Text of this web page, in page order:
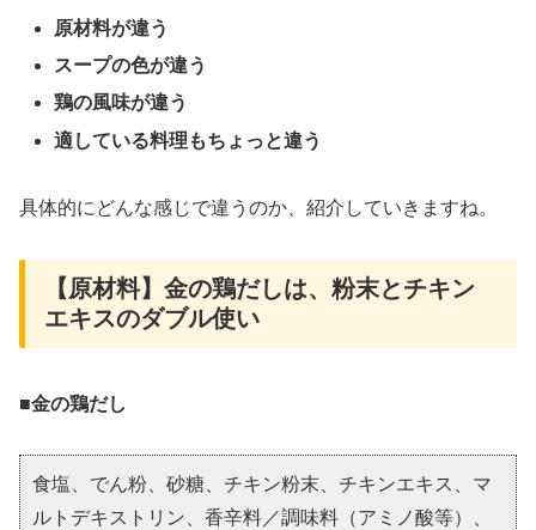
原材料が違う
スープの色が違う
鶏の風味が違う
適している料理もちょっと違う
具体的にどんな感じで違うのか、紹介していきますね。
【原材料】金の鶏だしは、粉末とチキン
エキスのダブル使い
■金の鶏だし
食塩、でん粉、砂糖、チキン粉末、チキンエキス、マ
ルトデキストリン、香辛料／調味料（アミノ酸等）、